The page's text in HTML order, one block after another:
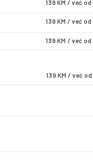
139 KM / već od
139 KM / već od
139 KM / već od
139 KM / već od